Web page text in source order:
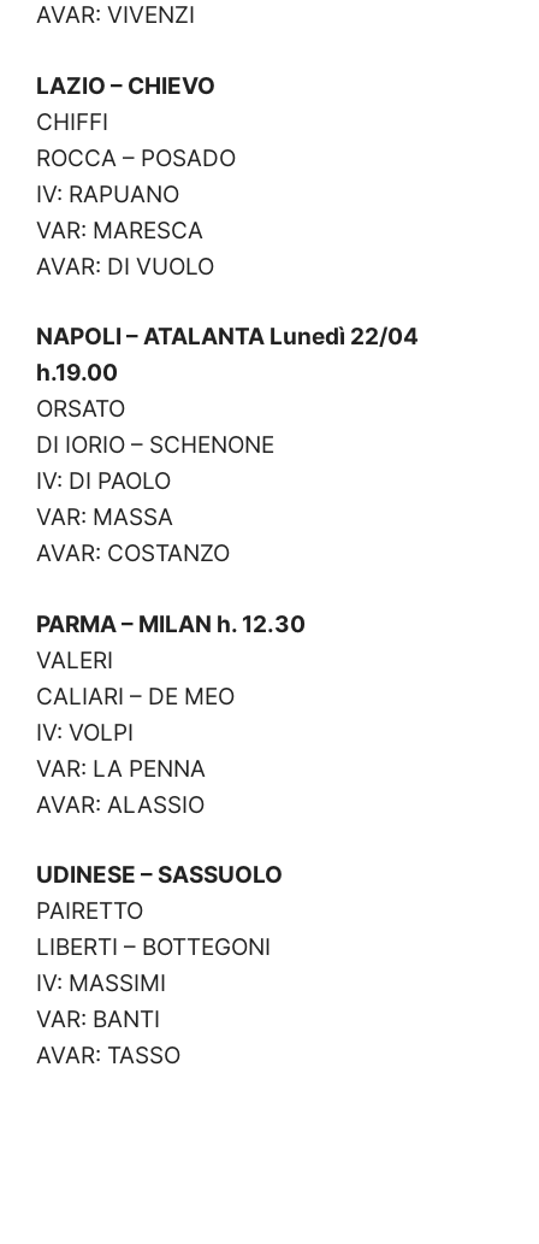
AVAR: VIVENZI
LAZIO – CHIEVO
CHIFFI
ROCCA – POSADO
IV: RAPUANO
VAR: MARESCA
AVAR: DI VUOLO
NAPOLI – ATALANTA Lunedì 22/04
h.19.00
ORSATO
DI IORIO – SCHENONE
IV: DI PAOLO
VAR: MASSA
AVAR: COSTANZO
PARMA – MILAN h. 12.30
VALERI
CALIARI – DE MEO
IV: VOLPI
VAR: LA PENNA
AVAR: ALASSIO
UDINESE – SASSUOLO
PAIRETTO
LIBERTI – BOTTEGONI
IV: MASSIMI
VAR: BANTI
AVAR: TASSO